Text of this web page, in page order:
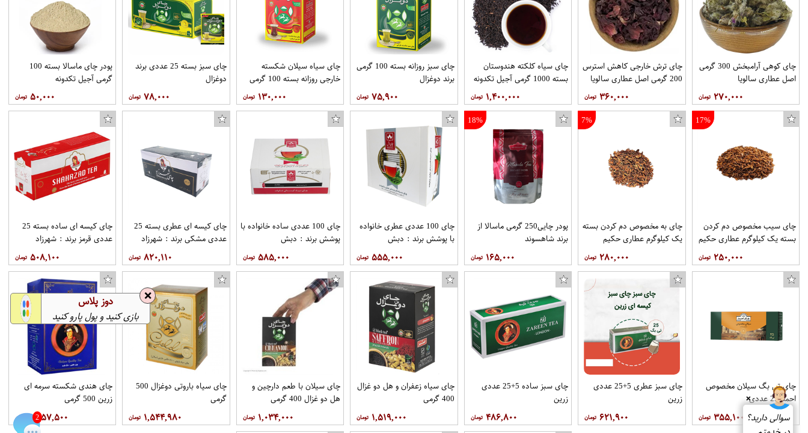
چای کوهی آرامبخش 300 گرمی
اصل عطاری سالویا
۲۷۰,۰۰۰
چای ترش خارجی کاهش استرس
200 گرمی اصل عطاری سالویا
۳۶۰,۰۰۰
چای سیاه کلکته هندوستان
بسته 1000 گرمی آجیل تکدونه
۱,۴۰۰,۰۰۰
چای سبز روزانه بسته 100 گرمی
برند دوغزال
۷۵,۹۰۰
چای سیاه سیلان شکسته
خارجی روزانه بسته 100 گرمی
۱۳۰,۰۰۰
چای سبز بسته 25 عددی برند
دوغزال
۷۸,۰۰۰
پودر چای ماسالا بسته 100
گرمی آجیل تکدونه
۵۰,۰۰۰
17%
چای سیب مخصوص دم کردن
بسته یک کیلوگرم عطاری حکیم
۲۵۰,۰۰۰
7%
چای به مخصوص دم کردن بسته
یک کیلوگرم عطاری حکیم
۲۸۰,۰۰۰
18%
پودر چایی250 گرمی ماسالا از
برند شاهسوند
۱۶۵,۰۰۰
چای 100 عددی عطری خانواده
با پوشش برند : دبش
۵۵۵,۰۰۰
چای 100 عددی ساده خانواده با
پوشش برند : دبش
۵۸۵,۰۰۰
چای کیسه ای عطری بسته 25
عددی مشکی برند : شهرزاد
۸۲۰,۱۱۰
چای کیسه ای ساده بسته 25
عددی قرمز برند : شهرزاد
۵۰۸,۱۰۰
چای تی بگ سیلان مخصوص
احمد 25 عددی
۳۵۵,۱۰۰
چای سبز عطری 5+25 عددی
زرین
۶۲۱,۹۰۰
چای سبز ساده 5+25 عددی
زرین
۴۸۶,۸۰۰
چای سیاه زعفران و هل دو غزال
400 گرمی
۱,۵۱۹,۰۰۰
چای سیلان با طعم دارچین و
هل دو غزال 400 گرمی
۱,۰۳۴,۰۰۰
چای سیاه باروتی دوغزال 500
گرمی
۱,۵۴۴,۹۸۰
چای هندی شکسته سرمه ای
زرین 500 گرمی
۱,۲۵۷,۵۰۰
❌
سوالی دارید؟
2
❌ دوز پلاس
بازی کنید و پول پارو کنید